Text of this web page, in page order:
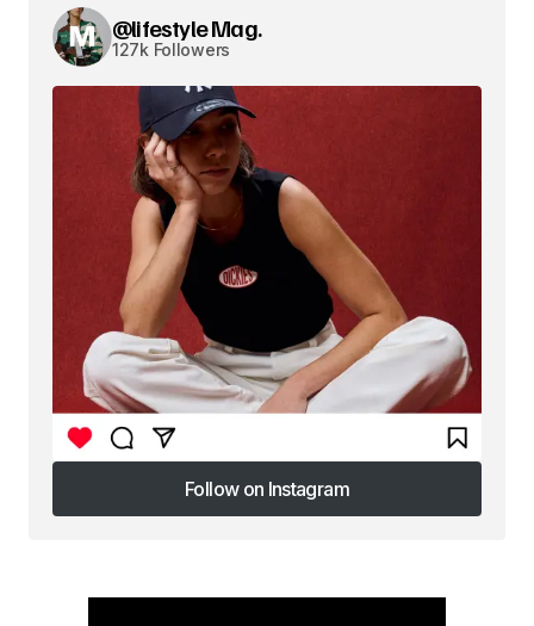
@lifestyle Mag.
127k Followers
Follow on Instagram
Follow on Instagram